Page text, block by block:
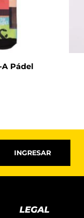
Pádel
INGRESAR
LEGAL